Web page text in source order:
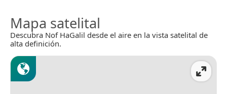
Mapa satelital
Descubra Nof HaGalil desde el aire en la vista satelital de
alta definición.